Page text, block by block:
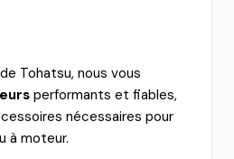
Tohatsu, nous vous
performants et fiables,
nécessaires pour
à moteur.